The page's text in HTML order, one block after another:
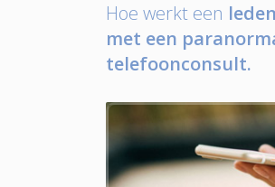
Hoe werkt een leden
met een
telefoonconsult.